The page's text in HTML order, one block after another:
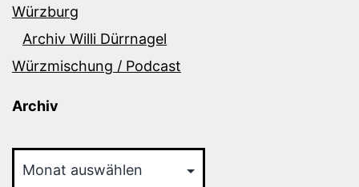
Würzburg
Archiv Willi Dürrnagel
Würzmischung / Podcast
Archiv